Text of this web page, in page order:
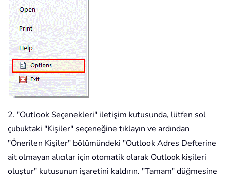
2. "Outlook Seçenekleri" iletişim kutusunda, lütfen sol
çubuktaki "Kişiler" seçeneğine tıklayın ve ardından
"Önerilen Kişiler" bölümündeki "Outlook Adres Defterine
ait olmayan alıcılar için otomatik olarak Outlook kişileri
oluştur" kutusunun işaretini kaldırın. "Tamam" düğmesine